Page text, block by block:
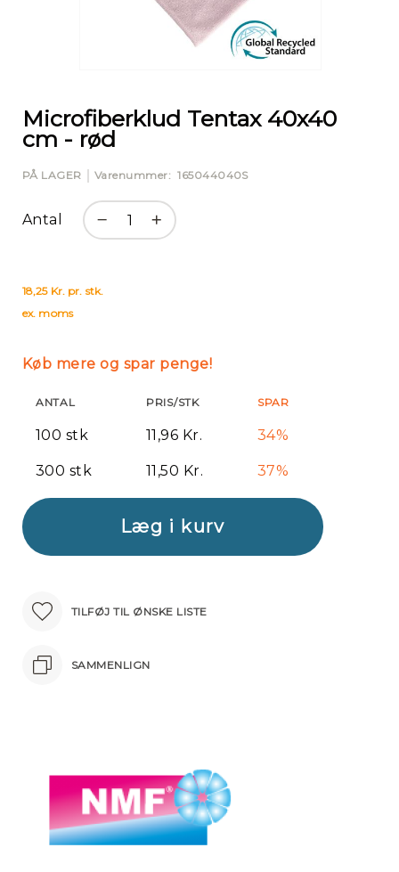
starten
af
billedgalleriet
Microfiberklud Tentax 40x40
cm - rød
PÅ LAGER Varenummer 165044040S
Antal
18,25 Kr. pr. stk.
ex. moms
Køb mere og spar penge!
ANTAL PRIS/STK SPAR
100 stk 11,96 Kr. 34%
300 stk 11,50 Kr. 37%
Læg i kurv
TILFØJ TIL ØNSKE LISTE
SAMMENLIGN